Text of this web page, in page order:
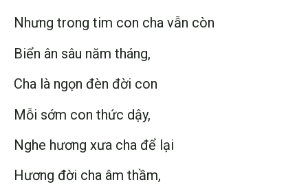
Nhưng trong tim con cha vẫn còn
Biển ân sâu năm tháng,
Cha là ngọn đèn đời con
Mỗi sớm con thức dậy,
Nghe hương xưa cha để lại
Hương đời cha âm thầm,